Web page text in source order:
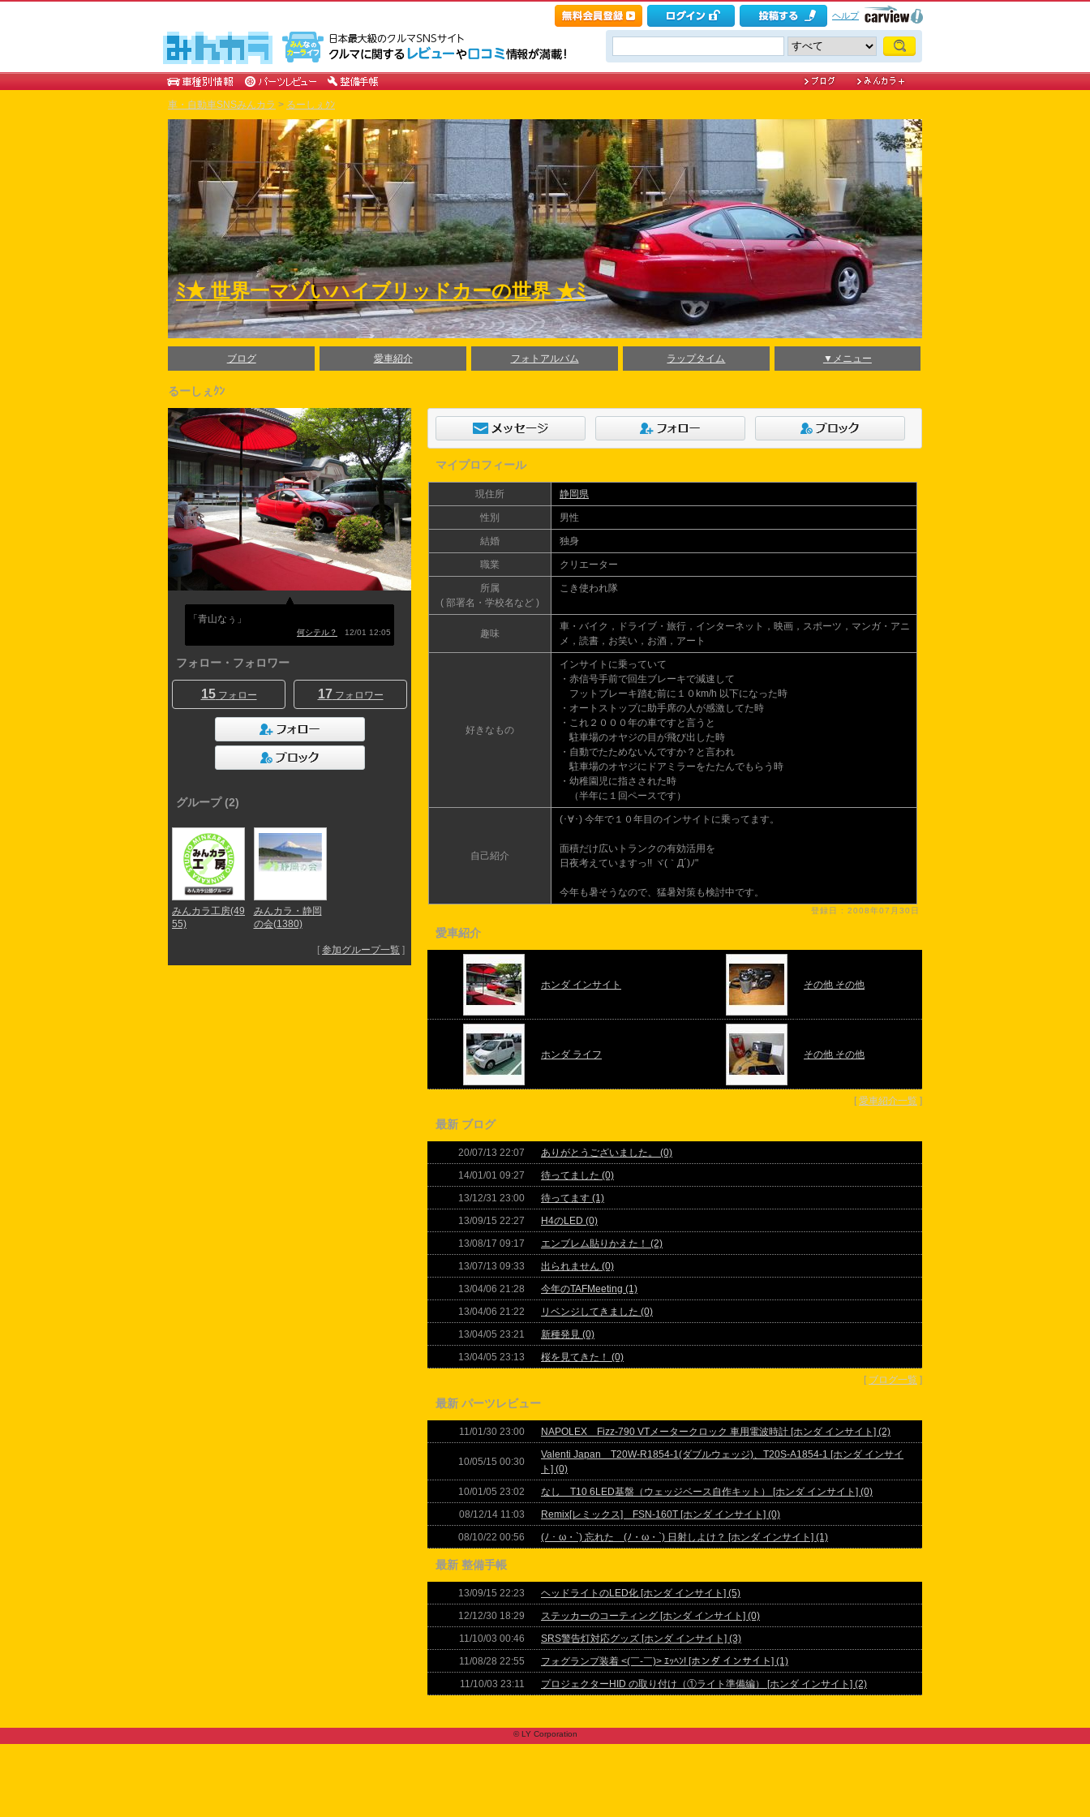
ヘルプ
車・自動車SNSみんカラ > るーしぇｸﾝ
ﾐ★ 世界一マゾいハイブリッドカーの世界 ★ﾐ
ブログ 愛車紹介 フォトアルバム ラップタイム ▼メニュー
るーしぇｸﾝ
「青山なぅ」
何シテル？ 12/01 12:05
フォロー・フォロワー
15フォロー 17 フォロワー
グループ (2)
みんカラ工房(49
55)
みんカラ・静岡
の会(1380)
[ 参加グループ一覧 ]
マイプロフィール
現住所 静岡県
性別 男性
結婚 独身
職業 クリエーター
所属
( 部署名・学校名など )
こき使われ隊
趣味
車・バイク，ドライブ・旅行，インターネット，映画，スポーツ，マンガ・アニ
メ，読書，お笑い，お酒，アート
好きなもの
インサイトに乗っていて
・赤信号手前で回生ブレーキで減速して
フットブレーキ踏む前に１０km/h 以下になった時
・オートストップに助手席の人が感激してた時
・これ２０００年の車ですと言うと
駐車場のオヤジの目が飛び出した時
・自動でたためないんですか？と言われ
駐車場のオヤジにドアミラーをたたんでもらう時
・幼稚園児に指さされた時
（半年に１回ペースです）
自己紹介
(･∀･) 今年で１０年目のインサイトに乗ってます。
面積だけ広いトランクの有効活用を
日夜考えていますっ!! ヾ(｀Д´)ﾉ"
今年も暑そうなので、猛暑対策も検討中です。
登録日 : 2008年07月30日
愛車紹介
ホンダ インサイト その他 その他
ホンダ ライフ その他 その他
[愛車紹介一覧 ]
最新 ブログ
20/07/13 22:07
ありがとうございました。 (0)
14/01/01 09:27
待ってました (0)
13/12/31 23:00
待ってます (1)
13/09/15 22:27
H4のLED (0)
13/08/17 09:17
エンブレム貼りかえた！ (2)
13/07/13 09:33
出られません (0)
13/04/06 21:28
今年のTAFMeeting (1)
13/04/06 21:22
リベンジしてきました (0)
13/04/05 23:21
新種発見 (0)
13/04/05 23:13
桜を見てきた！ (0)
[ ブログ一覧 ]
最新 パーツレビュー
11/01/30 23:00 NAPOLEX Fizz-790 VTメータークロック 車用電波時計 [ホンダ インサイト] (2)
10/05/15 00:30
Valenti Japan T20W-R1854-1(ダブルウェッジ)、T20S-A1854-1 [ホンダ インサイ
ト] (0)
10/01/05 23:02
なし T10 6LED基盤（ウェッジベース自作キット） [ホンダ インサイト] (0)
08/12/14 11:03
Remix[レミックス] FSN-160T [ホンダ インサイト] (0)
08/10/22 00:56
(ﾉ・ω・`) 忘れた (ﾉ・ω・`) 日射しよけ？ [ホンダ インサイト] (1)
最新 整備手帳
13/09/15 22:23
ヘッドライトのLED化 [ホンダ インサイト] (5)
12/12/30 18:29
ステッカーのコーティング [ホンダ インサイト] (0)
11/10/03 00:46
SRS警告灯対応グッズ [ホンダ インサイト] (3)
11/08/28 22:55
フォグランプ装着 <(￣-￣)> ｴｯﾍﾝ! [ホンダ インサイト] (1)
11/10/03 23:11
プロジェクターHID の取り付け（①ライト準備編） [ホンダ インサイト] (2)
© LY Corporation